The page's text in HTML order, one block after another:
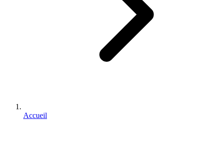
Accueil